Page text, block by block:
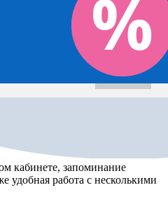
кабинете, запоминание
удобная работа с несколькими